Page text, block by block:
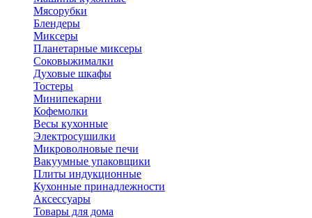
Мясорубки
Блендеры
Миксеры
Планетарные миксеры
Соковыжималки
Духовые шкафы
Тостеры
Минипекарни
Кофемолки
Весы кухонные
Электросушилки
Микроволновые печи
Вакуумные упаковщики
Плиты индукционные
Кухонные принадлежности
Аксессуары
Товары для дома